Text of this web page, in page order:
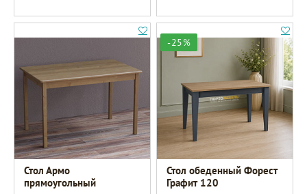
Стол Армо
прямоугольный
-25%
Стол обеденный Форест
Графит 120